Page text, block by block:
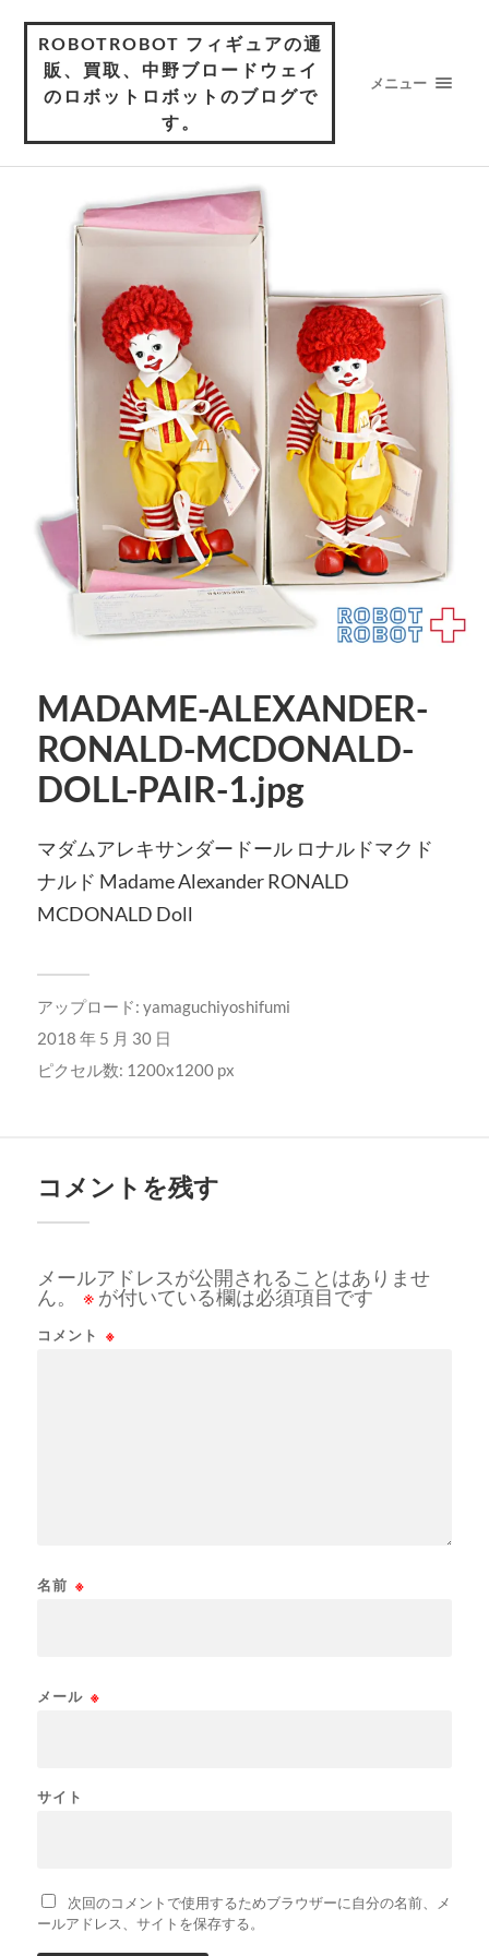
ROBOTROBOT フィギュアの通
販、買取、中野ブロードウェイ
のロボットロボットのブログで
す。
メニュー
MADAME-ALEXANDER-
RONALD-MCDONALD-
DOLL-PAIR-1.jpg
マダムアレキサンダードール ロナルドマクド
ナルド Madame Alexander RONALD
MCDONALD Doll
アップロード: yamaguchiyoshifumi
2018 年 5 月 30 日
ピクセル数: 1200x1200 px
コメントを残す
メールアドレスが公開されることはありませ
ん。
※ が付いている欄は必須項目です
コメント ※
名前 ※
メール ※
サイト
次回のコメントで使用するためブラウザーに自分の名前、メ
ールアドレス、サイトを保存する。